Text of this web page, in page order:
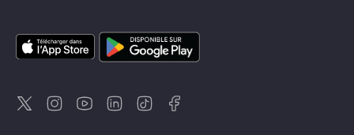
DayuseSingapour
DayuseSuède
DayuseThaïlande
DayuseNouvelle-Zélande
DayuseTurquie